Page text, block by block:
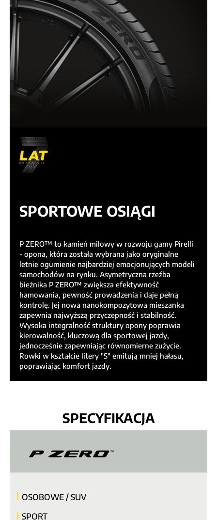
SPORTOWE OSIĄGI
P ZERO™ to kamień milowy w rozwoju gamy Pirelli
- opona, która została wybrana jako oryginalne
letnie ogumienie najbardziej emocjonujących modeli
samochodów na rynku. Asymetryczna rzeźba
bieżnika P ZERO™ zwiększa efektywność
hamowania, pewność prowadzenia i daje pełną
kontrolę. Jej nowa nanokompozytowa mieszanka
zapewnia najwyższą przyczepność i stabilność.
Wysoka integralność struktury opony poprawia
kierowalność, kluczową dla sportowej jazdy,
jednocześnie zapewniając równomierne zużycie.
Rowki w kształcie litery "S" emitują mniej hałasu,
poprawiając komfort jazdy.
SPECYFIKACJA
OSOBOWE / SUV
SPORT